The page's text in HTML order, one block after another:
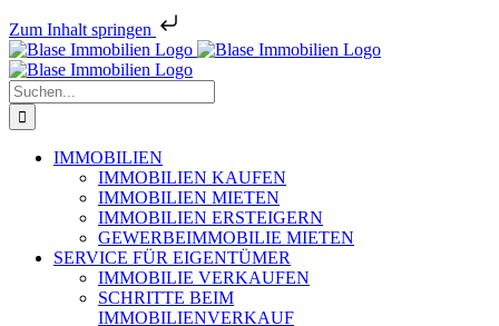
Zum Inhalt springen
Zum
Inhalt
springen
Suche
nach:
IMMOBILIEN
IMMOBILIEN KAUFEN
IMMOBILIEN MIETEN
IMMOBILIEN ERSTEIGERN
GEWERBEIMMOBILIE MIETEN
SERVICE FÜR EIGENTÜMER
IMMOBILIE VERKAUFEN
SCHRITTE BEIM
IMMOBILIENVERKAUF